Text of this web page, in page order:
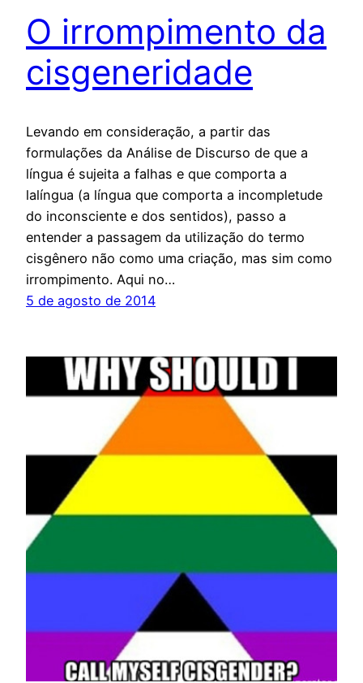
O irrompimento da
cisgeneridade
Levando em consideração, a partir das
formulações da Análise de Discurso de que a
língua é sujeita a falhas e que comporta a
lalíngua (a língua que comporta a incompletude
do inconsciente e dos sentidos), passo a
entender a passagem da utilização do termo
cisgênero não como uma criação, mas sim como
irrompimento. Aqui no…
5 de agosto de 2014